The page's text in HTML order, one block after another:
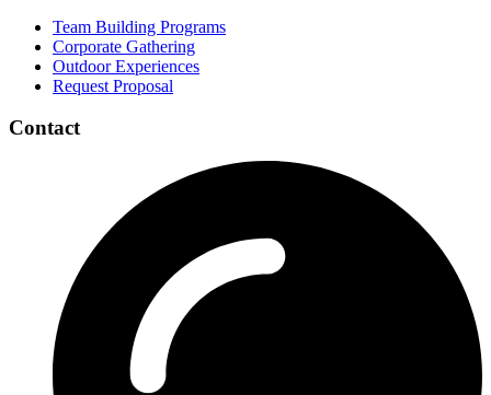
Team Building Programs
Corporate Gathering
Outdoor Experiences
Request Proposal
Contact